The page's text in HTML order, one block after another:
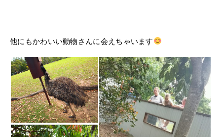
他にもかわいい動物さんに会えちゃいます